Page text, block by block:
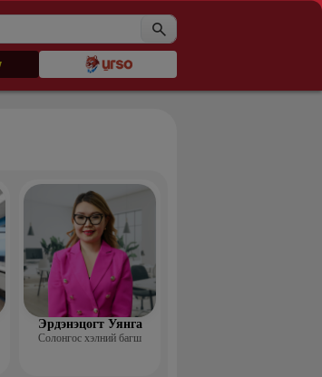
Эрдэнэцогт Уянга
Солонгос хэлний багш